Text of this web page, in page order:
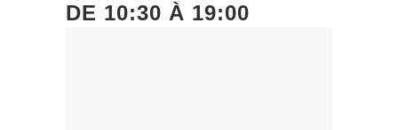
DE 10:30 À 19:00